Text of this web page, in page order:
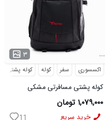
۳ ...
اکسسوری سفر کوله کوله پشتی
کوله پشتی مسافرتی مشکی
Buffalo مدل 50690
۱,۰۷۹,۰۰۰ تومان
خرید سریع